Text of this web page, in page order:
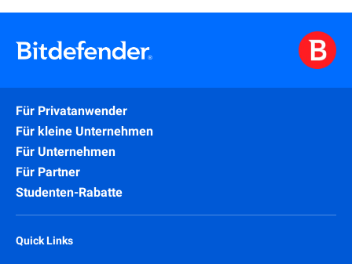
Für Privatanwender
Für kleine Unternehmen
Für Unternehmen
Für Partner
Studenten-Rabatte
Quick Links